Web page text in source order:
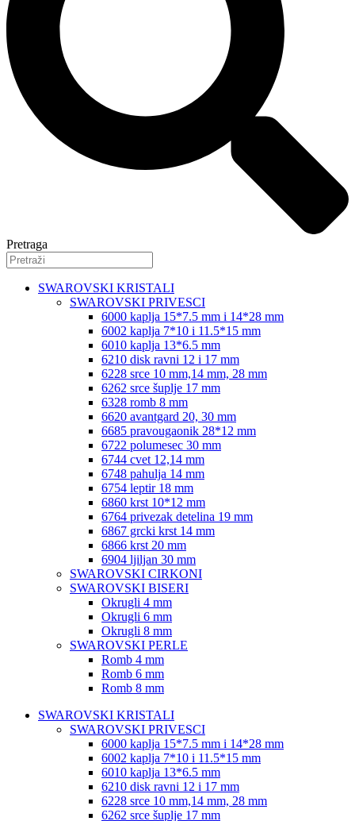
Pretraga
SWAROVSKI KRISTALI
SWAROVSKI PRIVESCI
6000 kaplja 15*7.5 mm i 14*28 mm
6002 kaplja 7*10 i 11.5*15 mm
6010 kaplja 13*6.5 mm
6210 disk ravni 12 i 17 mm
6228 srce 10 mm,14 mm, 28 mm
6262 srce šuplje 17 mm
6328 romb 8 mm
6620 avantgard 20, 30 mm
6685 pravougaonik 28*12 mm
6722 polumesec 30 mm
6744 cvet 12,14 mm
6748 pahulja 14 mm
6754 leptir 18 mm
6860 krst 10*12 mm
6764 privezak detelina 19 mm
6867 grcki krst 14 mm
6866 krst 20 mm
6904 ljiljan 30 mm
SWAROVSKI CIRKONI
SWAROVSKI BISERI
Okrugli 4 mm
Okrugli 6 mm
Okrugli 8 mm
SWAROVSKI PERLE
Romb 4 mm
Romb 6 mm
Romb 8 mm
SWAROVSKI KRISTALI
SWAROVSKI PRIVESCI
6000 kaplja 15*7.5 mm i 14*28 mm
6002 kaplja 7*10 i 11.5*15 mm
6010 kaplja 13*6.5 mm
6210 disk ravni 12 i 17 mm
6228 srce 10 mm,14 mm, 28 mm
6262 srce šuplje 17 mm